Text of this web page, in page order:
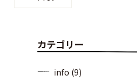
カテゴリー
info (9)